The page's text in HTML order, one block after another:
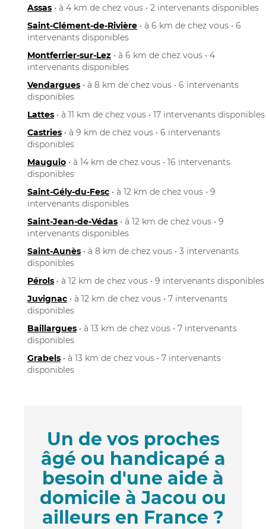
Assas • à 4 km de chez vous • 2 intervenants disponibles
Saint-Clément-de-Rivière • à 6 km de chez vous • 6
intervenants disponibles
Montferrier-sur-Lez • à 6 km de chez vous • 4
intervenants disponibles
Vendargues • à 8 km de chez vous • 6 intervenants
disponibles
Lattes • à 11 km de chez vous • 17 intervenants disponibles
Castries • à 9 km de chez vous • 6 intervenants
disponibles
Mauguio • à 14 km de chez vous • 16 intervenants
disponibles
Saint-Gély-du-Fesc • à 12 km de chez vous • 9
intervenants disponibles
Saint-Jean-de-Védas • à 12 km de chez vous • 9
intervenants disponibles
Saint-Aunès • à 8 km de chez vous • 3 intervenants
disponibles
Pérols • à 12 km de chez vous • 9 intervenants disponibles
Juvignac • à 12 km de chez vous • 7 intervenants
disponibles
Baillargues • à 13 km de chez vous • 7 intervenants
disponibles
Grabels • à 13 km de chez vous • 7 intervenants
disponibles
Un de vos proches
âgé ou handicapé a
besoin d'une aide à
domicile à Jacou ou
ailleurs en France ?